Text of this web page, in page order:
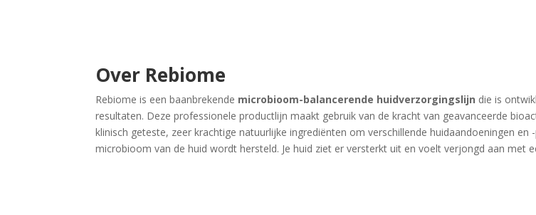
Over Rebiome
Rebiome is een baanbrekende microbioom-balancerende huidverzorgingslijn die is
resultaten. Deze professionele productlijn maakt gebruik van de kracht van geavanceerde
klinisch geteste, zeer krachtige natuurlijke ingrediënten om verschillende huidaandoeningen
microbioom van de huid wordt hersteld. Je huid ziet er versterkt uit en voelt verjongd aan met